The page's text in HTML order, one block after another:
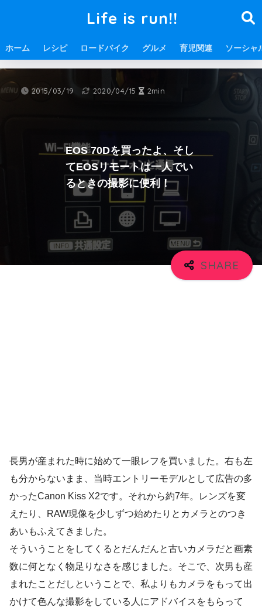
Life is run!!
ホーム レシピ ロードバイク グルメ 育児関連 ソーシャ
ホーム カメラ
EOS 70Dを買ったよ、そし
てEOSリモートは一人でい
るときの撮影に便利！
2015/03/19 2020/04/15 2min
長男が産まれた時に始めて一眼レフを買いました。右も左
も分からないまま、当時エントリーモデルとして広告の多
かったCanon Kiss X2です。それから約7年。レンズを変
えたり、RAW現像を少しずつ始めたりとカメラとのつき
あいもふえてきました。
そういうことをしてくるとだんだんと古いカメラだと画素
数に何となく物足りなさを感じました。そこで、次男も産
まれたことだしということで、私よりもカメラをもって出
かけて色んな撮影をしている人にアドバイスをもらって